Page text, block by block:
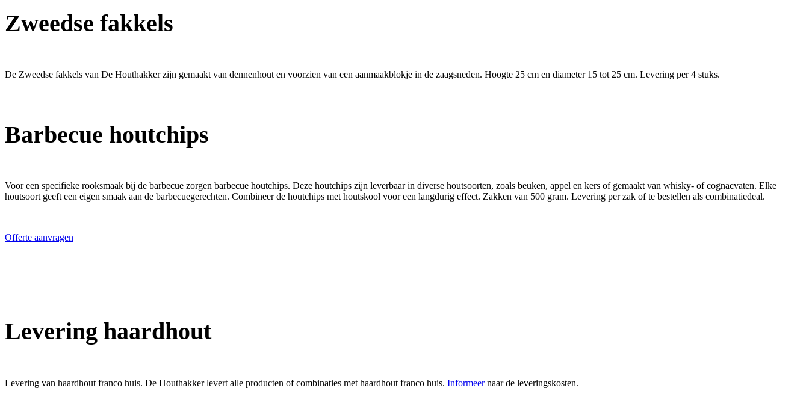
Zweedse fakkels
De Zweedse fakkels van De Houthakker zijn gemaakt van dennenhout en voorzien van een aanmaakblokje in de zaagsneden. Hoogte 25 cm en diameter 15 tot 25 cm. Levering per 4 stuks.
Barbecue houtchips
Voor een specifieke rooksmaak bij de barbecue zorgen barbecue houtchips. Deze houtchips zijn leverbaar in diverse houtsoorten, zoals beuken, appel en kers of gemaakt van whisky- of cognacvaten. Elke
houtsoort geeft een eigen smaak aan de barbecuegerechten. Combineer de houtchips met houtskool voor een langdurig effect. Zakken van 500 gram. Levering per zak of te bestellen als combinatiedeal.
Offerte aanvragen
Levering haardhout
Levering van haardhout franco huis. De Houthakker levert alle producten of combinaties met haardhout franco huis. Informeernaar de leveringskosten.